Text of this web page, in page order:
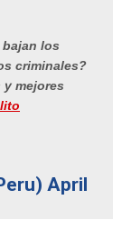
bajan los
criminales?
y mejores
April